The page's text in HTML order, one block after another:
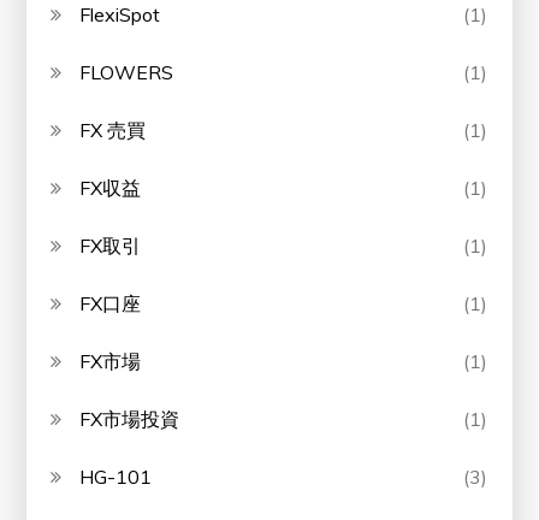
FlexiSpot (1)
FLOWERS (1)
FX 売買 (1)
FX収益 (1)
FX取引 (1)
FX口座 (1)
FX市場 (1)
FX市場投資 (1)
HG-101 (3)